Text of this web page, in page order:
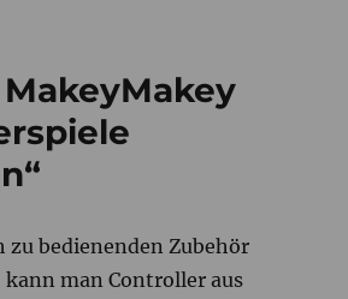
Minecraft
gut
zu bedienenden Zubehör
kann man Controller aus